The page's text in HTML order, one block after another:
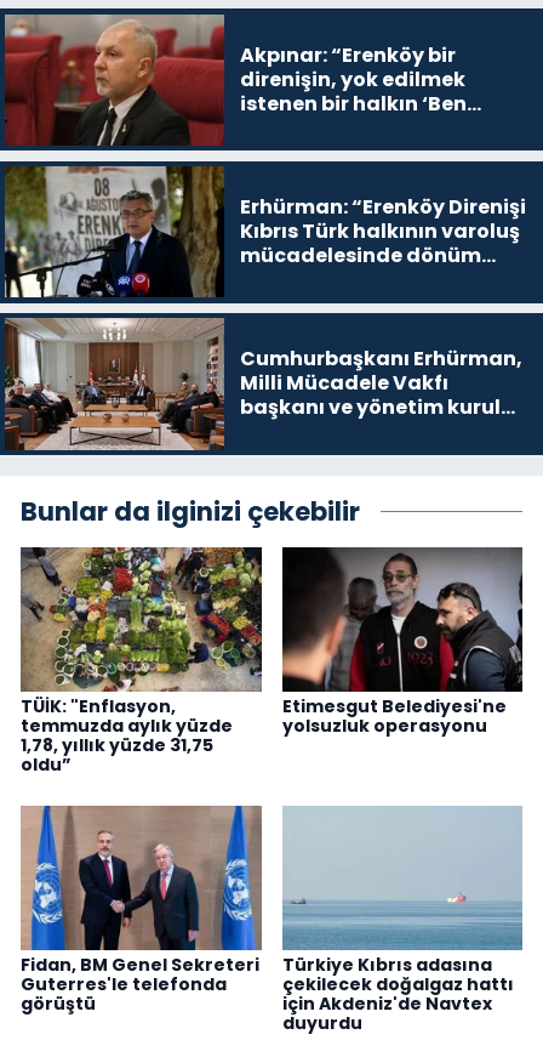
Akpınar: “Erenköy bir
direnişin, yok edilmek
istenen bir halkın ‘Ben
devam edeceğim’ dediği
Erhürman: “Erenköy Direnişi
Kıbrıs Türk halkının varoluş
mücadelesinde dönüm
Cumhurbaşkanı Erhürman,
Milli Mücadele Vakfı
başkanı ve yönetim kurulu
Bunlar da ilginizi çekebilir
TÜİK: "Enflasyon,
temmuzda aylık yüzde
1,78, yıllık yüzde 31,75
oldu”
Etimesgut Belediyesi'ne
yolsuzluk operasyonu
Fidan, BM Genel Sekreteri
Guterres'le telefonda
görüştü
Türkiye Kıbrıs adasına
çekilecek doğalgaz hattı
için Akdeniz'de Navtex
duyurdu